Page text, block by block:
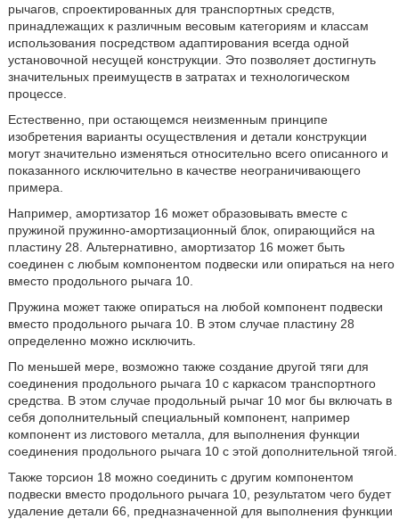
рычагов, спроектированных для транспортных средств,
принадлежащих к различным весовым категориям и классам
использования посредством адаптирования всегда одной
установочной несущей конструкции. Это позволяет достигнуть
значительных преимуществ в затратах и технологическом
процессе.
Естественно, при остающемся неизменным принципе
изобретения варианты осуществления и детали конструкции
могут значительно изменяться относительно всего описанного и
показанного исключительно в качестве неограничивающего
примера.
Например, амортизатор 16 может образовывать вместе с
пружиной пружинно-амортизационный блок, опирающийся на
пластину 28. Альтернативно, амортизатор 16 может быть
соединен с любым компонентом подвески или опираться на него
вместо продольного рычага 10.
Пружина может также опираться на любой компонент подвески
вместо продольного рычага 10. В этом случае пластину 28
определенно можно исключить.
По меньшей мере, возможно также создание другой тяги для
соединения продольного рычага 10 с каркасом транспортного
средства. В этом случае продольный рычаг 10 мог бы включать в
себя дополнительный специальный компонент, например
компонент из листового металла, для выполнения функции
соединения продольного рычага 10 с этой дополнительной тягой.
Также торсион 18 можно соединить с другим компонентом
подвески вместо продольного рычага 10, результатом чего будет
удаление детали 66, предназначенной для выполнения функции